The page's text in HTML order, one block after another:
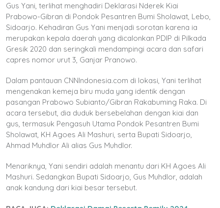
Gus Yani, terlihat menghadiri Deklarasi Nderek Kiai
Prabowo-Gibran di Pondok Pesantren Bumi Sholawat, Lebo,
Sidoarjo. Kehadiran Gus Yani menjadi sorotan karena ia
merupakan kepala daerah yang dicalonkan PDIP di Pilkada
Gresik 2020 dan seringkali mendampingi acara dan safari
capres nomor urut 3, Ganjar Pranowo.
Dalam pantauan CNNIndonesia.com di lokasi, Yani terlihat
mengenakan kemeja biru muda yang identik dengan
pasangan Prabowo Subianto/Gibran Rakabuming Raka. Di
acara tersebut, dia duduk bersebelahan dengan kiai dan
gus, termasuk Pengasuh Utama Pondok Pesantren Bumi
Sholawat, KH Agoes Ali Mashuri, serta Bupati Sidoarjo,
Ahmad Muhdlor Ali alias Gus Muhdlor.
Menariknya, Yani sendiri adalah menantu dari KH Agoes Ali
Mashuri. Sedangkan Bupati Sidoarjo, Gus Muhdlor, adalah
anak kandung dari kiai besar tersebut.